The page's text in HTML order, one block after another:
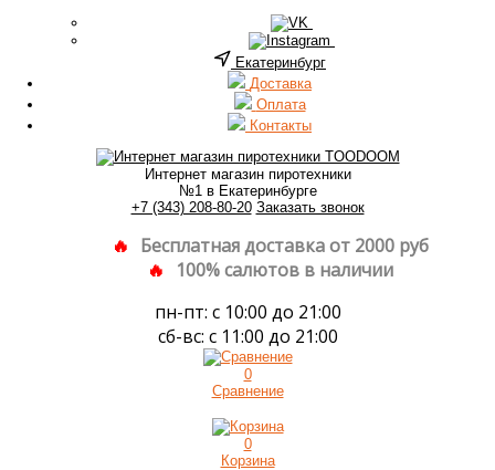
Екатеринбург
Доставка
Оплата
Контакты
Интернет магазин пиротехники
№1 в Екатеринбурге
+7 (343) 208-80-20 Заказать звонок
Бесплатная доставка от 2000 руб
100% салютов в наличии
пн-пт: с 10:00 до 21:00
сб-вс: с 11:00 до 21:00
0
Сравнение
0
Корзина